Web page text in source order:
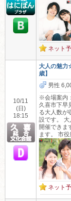
ネット
10/11
(日)
18:15
大人の魅力
歳】
男性
※会場案内
久喜市下早
る大人数が
設です。 大
開催できま
ます。 市役
ネット